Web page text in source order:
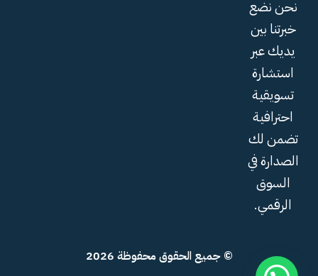
نحن نضع
خبرتنا بين
يديك عبر
استشارة
تسويقية
احترافية
تضمن لك
الصدارة في
السوق
الرقمي.
© جميع الحقوق محفوظة 2026